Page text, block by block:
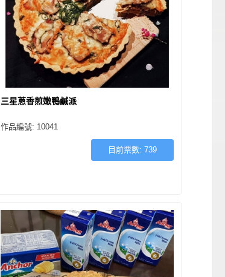
三星蔥香煎嫩鴨鹹派
作品編號: 10041
目前票數:739